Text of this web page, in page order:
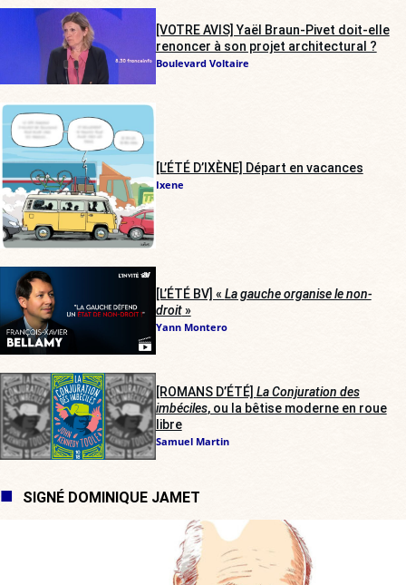
[VOTRE AVIS] Yaël Braun-Pivet doit-elle
renoncer à son projet architectural ?
Boulevard Voltaire
[L’ÉTÉ D’IXÈNE] Départ en vacances
Ixene
[L’ÉTÉ BV] « La gauche organise le non-
droit»
Yann Montero
[ROMANS D’ÉTÉ] La Conjuration des
imbéciles, ou la bêtise moderne en roue
libre
Samuel Martin
SIGNÉ DOMINIQUE JAMET